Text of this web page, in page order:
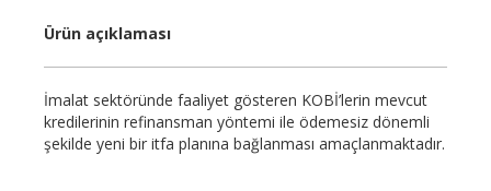
Ürün açıklaması
İmalat sektöründe faaliyet gösteren KOBİ’lerin mevcut
kredilerinin refinansman yöntemi ile ödemesiz dönemli
şekilde yeni bir itfa planına bağlanması amaçlanmaktadır.